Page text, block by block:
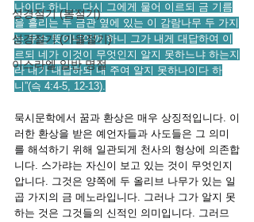
성경절기 (봄절기)
성경절기 (가을절기)
이스라엘 일반 명절
나이다 하니… 다시 그에게 물어 이르되 금 기름
을 흘리는 두 금관 옆에 있는 이 감람나무 두 가지
는 무슨 뜻이니이까 하니 그가 내게 대답하여 이
르되 네가 이것이 무엇인지 알지 못하느냐 하는지
라 내가 대답하되 내 주여 알지 못하나이다 하
니”(슥 4:4-5, 12-13).
묵시문학에서 꿈과 환상은 매우 상징적입니다. 이
러한 환상을 받은 예언자들과 사도들은 그 의미
를 해석하기 위해 일관되게 천사의 형상에 의존합
니다. 스가랴는 자신이 보고 있는 것이 무엇인지
압니다. 그것은 양쪽에 두 올리브 나무가 있는 일
곱 가지의 금 메노라입니다. 그러나 그가 알지 못
하는 것은 그것들의 신적인 의미입니다. 그러므